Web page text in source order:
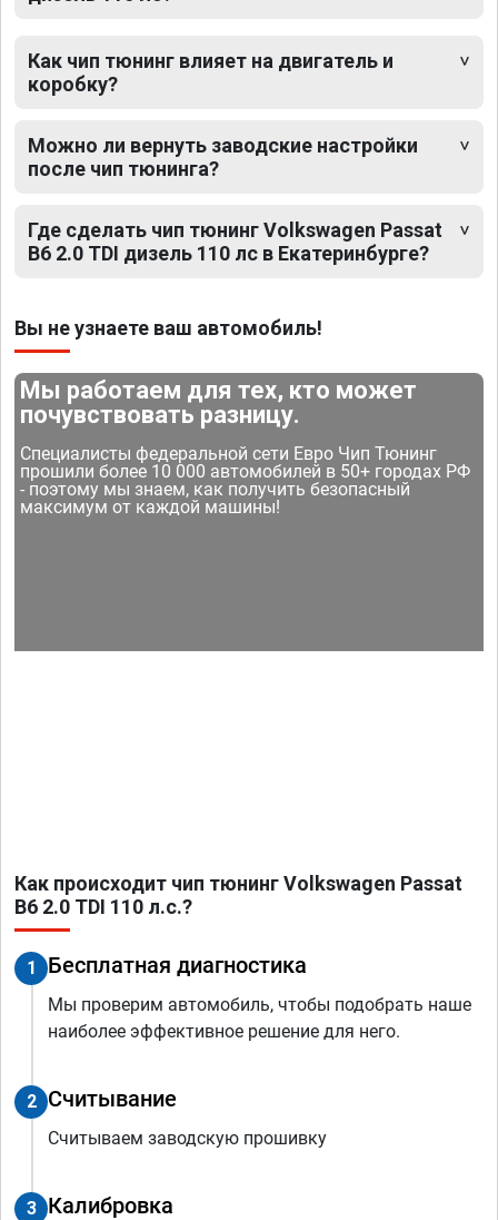
Как чип тюнинг влияет на двигатель и
коробку?
Можно ли вернуть заводские настройки
после чип тюнинга?
Где сделать чип тюнинг Volkswagen Passat
B6 2.0 TDI дизель 110 лс в Екатеринбурге?
Вы не узнаете ваш автомобиль!
Мы работаем для тех, кто может
почувствовать разницу.
Специалисты федеральной сети Евро Чип Тюнинг
прошили более 10 000 автомобилей в 50+ городах РФ
- поэтому мы знаем, как получить безопасный
максимум от каждой машины!
Как происходит чип тюнинг Volkswagen Passat
B6 2.0 TDI 110 л.с.?
1 Бесплатная диагностика
Мы проверим автомобиль, чтобы подобрать наше
наиболее эффективное решение для него.
2 Считывание
Считываем заводскую прошивку
3 Калибровка